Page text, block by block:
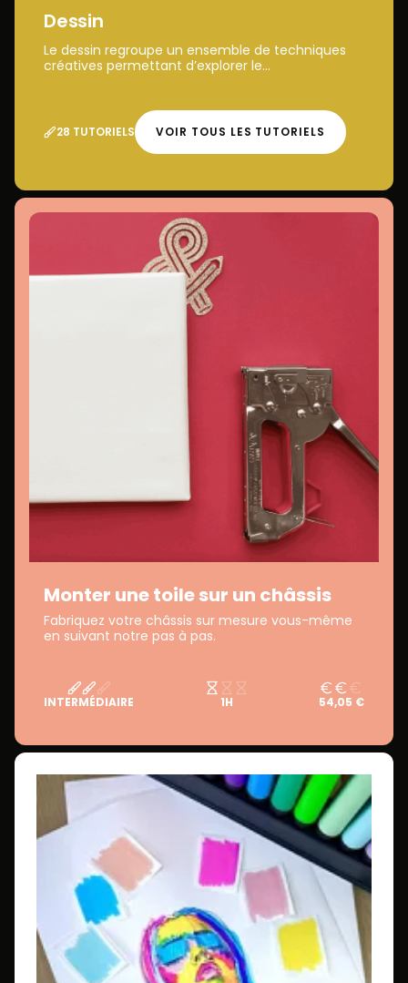
Dessin
Le dessin regroupe un ensemble de techniques
créatives permettant d’explorer le...
28 TUTORIELS VOIR TOUS LES TUTORIELS
Monter une toile sur un châssis
Fabriquez votre châssis sur mesure vous-même
en suivant notre pas à pas.
INTERMÉDIAIRE 1H 54,05 €